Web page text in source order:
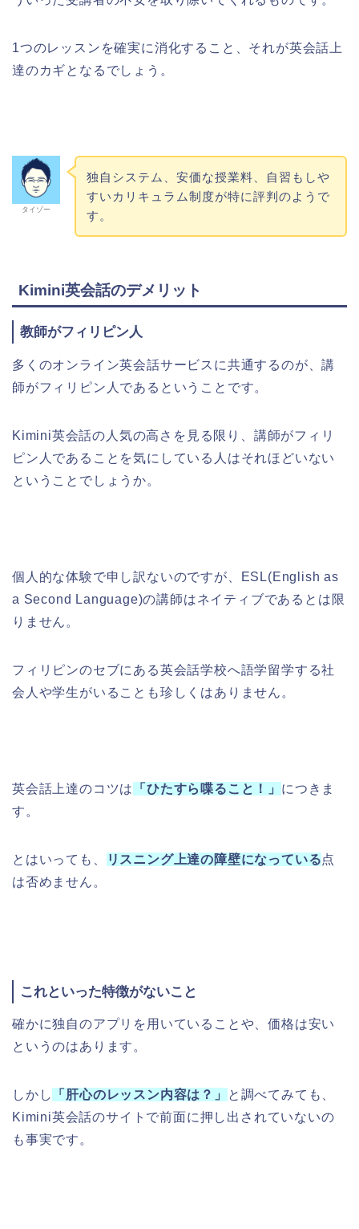
1つのレッスンを確実に消化すること、それが英会話上
達のカギとなるでしょう。
タイゾー
独自システム、安価な授業料、自習もしや
すいカリキュラム制度が特に評判のようで
す。
Kimini英会話のデメリット
教師がフィリピン人
多くのオンライン英会話サービスに共通するのが、講
師がフィリピン人であるということです。
Kimini英会話の人気の高さを見る限り、講師がフィリ
ピン人であることを気にしている人はそれほどいない
ということでしょうか。
個人的な体験で申し訳ないのですが、ESL(English as
a Second Language)の講師はネイティブであるとは限
りません。
フィリピンのセブにある英会話学校へ語学留学する社
会人や学生がいることも珍しくはありません。
英会話上達のコツは 「ひたすら喋ること！」 につきま
す。
とはいっても、 リスニング上達の障壁になっている点
は否めません。
これといった特徴がないこと
確かに独自のアプリを用いていることや、価格は安い
というのはあります。
しかし 「肝心のレッスン内容は？」
と調べてみても、
Kimini英会話のサイトで前面に押し出されていないの
も事実です。